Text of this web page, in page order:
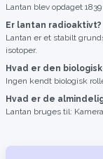
Lantan blev opdaget
Er lantan radioaktivt?
Lantan er et stabilt
isotoper.
Hvad er den
Ingen kendt biologisk
Hvad er de
Lantan bruges til: